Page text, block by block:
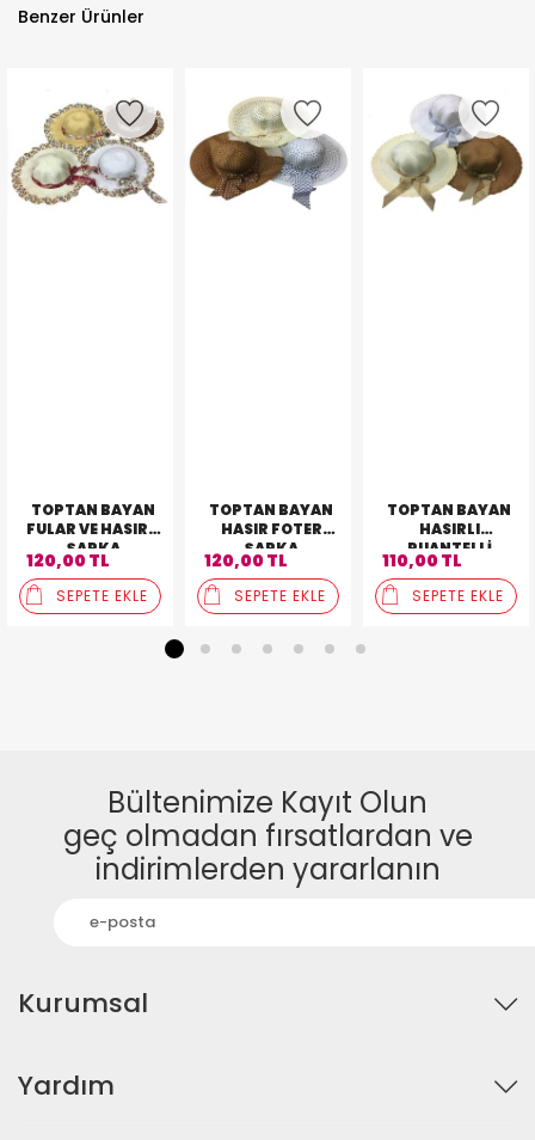
Benzer Ürünler
TOPTAN BAYAN
FULAR VE HASIRLI
ŞAPKA
120,00 TL
SEPETE EKLE
TOPTAN BAYAN
HASIR FOTER
ŞAPKA
120,00 TL
SEPETE EKLE
TOPTAN BAYAN
HASIRLI
PUANTELLI
ŞAPKA
110,00 TL
SEPETE EKLE
2 3 4 5 6 7
Bültenimize Kayıt Olun
geç olmadan fırsatlardan ve
indirimlerden yararlanın
Kurumsal
Yardım